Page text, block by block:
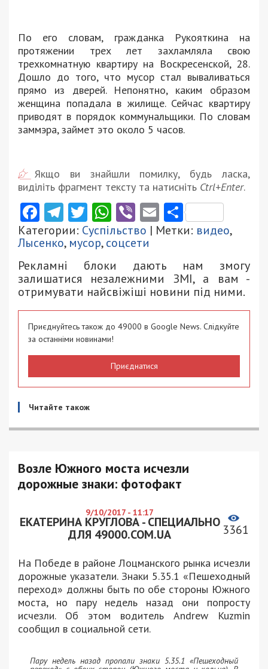
По его словам, гражданка Рукояткина на
протяжении трех лет захламляла свою
трехкомнатную квартиру на Воскресенской, 28.
Дошло до того, что мусор стал вываливаться
прямо из дверей. Непонятно, каким образом
женщина попадала в жилище. Сейчас квартиру
приводят в порядок коммунальщики. По словам
заммэра, займет это около 5 часов.
Якщо ви знайшли помилку, будь ласка,
виділіть фрагмент тексту та натисніть Ctrl+Enter.
Facebook
Telegram
Twitter
WhatsApp
ViberEmail
Категории: Суспільство | Метки: видео,
Лысенко, мусор,соцсети
Рекламні блоки дають нам змогу
залишатися незалежними ЗМІ, а вам -
отримувати найсвіжіші новини під ними.
Приєднуйтесь також до 49000 в Google News. Слідкуйте
за останніми новинами!
Приєднатися
Читайте також
Возле Южного моста исчезли
дорожные знаки: фотофакт
9/10/2017 - 11:17
ЕКАТЕРИНА КРУГЛОВА - СПЕЦИАЛЬНО
ДЛЯ 49000.COM.UA
3361
На Победе в районе Лоцманского рынка исчезли
дорожные указатели. Знаки 5.35.1 «Пешеходный
переход» должны быть по обе стороны Южного
моста, но пару недель назад они попросту
исчезли. Об этом водитель Andrew Kuzmin
сообщил в социальной сети.
Пару недель назад пропали знаки 5.35.1 «Пешеходный